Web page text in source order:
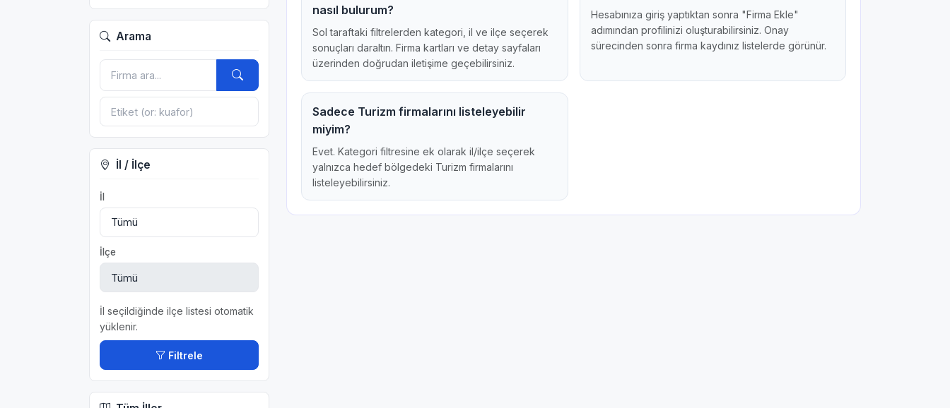
Arama
İl / İlçe
İl
İlçe
İl seçildiğinde ilçe listesi otomatik
yüklenir.
Filtrele
nasıl bulurum?
Sol taraftaki filtrelerden kategori, il ve ilçe seçerek
sonuçları daraltın. Firma kartları ve detay sayfaları
üzerinden doğrudan iletişime geçebilirsiniz.
Hesabınıza giriş yaptıktan sonra "Firma Ekle"
adımından profilinizi oluşturabilirsiniz. Onay
sürecinden sonra firma kaydınız listelerde görünür.
Sadece Turizm firmalarını listeleyebilir
miyim?
Evet. Kategori filtresine ek olarak il/ilçe seçerek
yalnızca hedef bölgedeki Turizm firmalarını
listeleyebilirsiniz.